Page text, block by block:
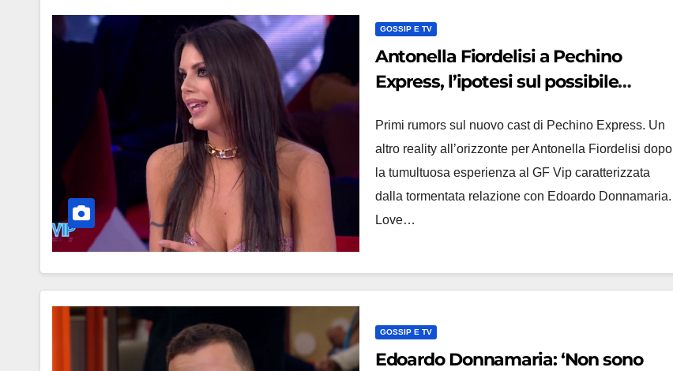
GOSSIP E TV
Antonella Fiordelisi a Pechino
Express, l’ipotesi sul possibile
Primi rumors sul nuovo cast di Pechino Express. Un
altro reality all’orizzonte per Antonella Fiordelisi dopo
la tumultuosa esperienza al GF Vip caratterizzata
dalla tormentata relazione con Edoardo Donnamaria.
Love…
GOSSIP E TV
Edoardo Donnamaria: ‘Non sono